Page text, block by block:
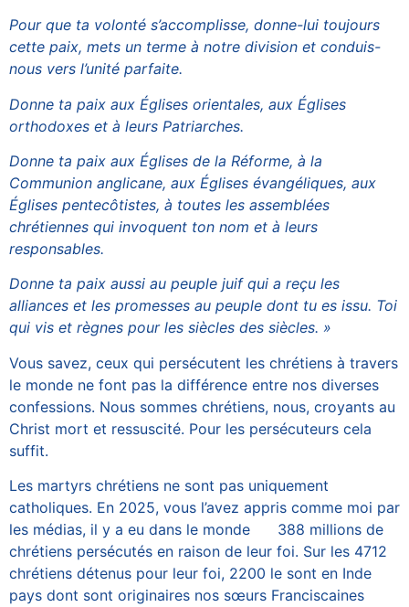
Pour que ta volonté s’accomplisse, donne-lui toujours
cette paix, mets un terme à notre division et conduis-
nous vers l’unité parfaite.
Donne ta paix aux Églises orientales, aux Églises
orthodoxes et à leurs Patriarches.
Donne ta paix aux Églises de la Réforme, à la
Communion anglicane, aux Églises évangéliques, aux
Églises pentecôtistes, à toutes les assemblées
chrétiennes qui invoquent ton nom et à leurs
responsables.
Donne ta paix aussi au peuple juif qui a reçu les
alliances et les promesses au peuple dont tu es issu. Toi
qui vis et règnes pour les siècles des siècles. »
Vous savez, ceux qui persécutent les chrétiens à travers
le monde ne font pas la différence entre nos diverses
confessions. Nous sommes chrétiens, nous, croyants au
Christ mort et ressuscité. Pour les persécuteurs cela
suffit.
Les martyrs chrétiens ne sont pas uniquement
catholiques. En 2025, vous l’avez appris comme moi par
les médias, il y a eu dans le monde 388 millions de
chrétiens persécutés en raison de leur foi. Sur les 4712
chrétiens détenus pour leur foi, 2200 le sont en Inde
pays dont sont originaires nos sœurs Franciscaines